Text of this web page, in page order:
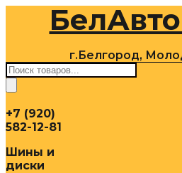
содержимому
г.Белгород,
Поиск
товаров
+7 (920)
582-12-81
Шины и
диски